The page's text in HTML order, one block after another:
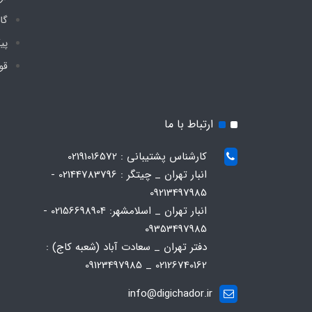
ارتباط با ما
کارشناس پشتیبانی : 02191016572
انبار تهران _ چیتگر : 02144783796 -
09213497985
انبار تهران _ اسلامشهر: 02156698904 -
09353497985
دفتر تهران _ سعادت آباد (شعبه کاج) :
02126740162 _ 09123497985
info@digichador.ir